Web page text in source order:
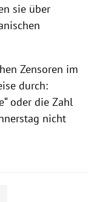
sie über
Zensoren im
durch:
oder die Zahl
nicht